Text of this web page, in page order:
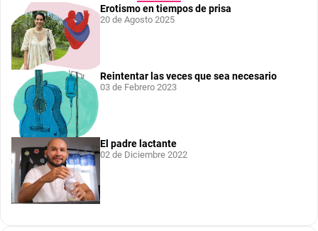
Erotismo en tiempos de prisa
20 de Agosto 2025
Reintentar las veces que sea necesario
03 de Febrero 2023
El padre lactante
02 de Diciembre 2022